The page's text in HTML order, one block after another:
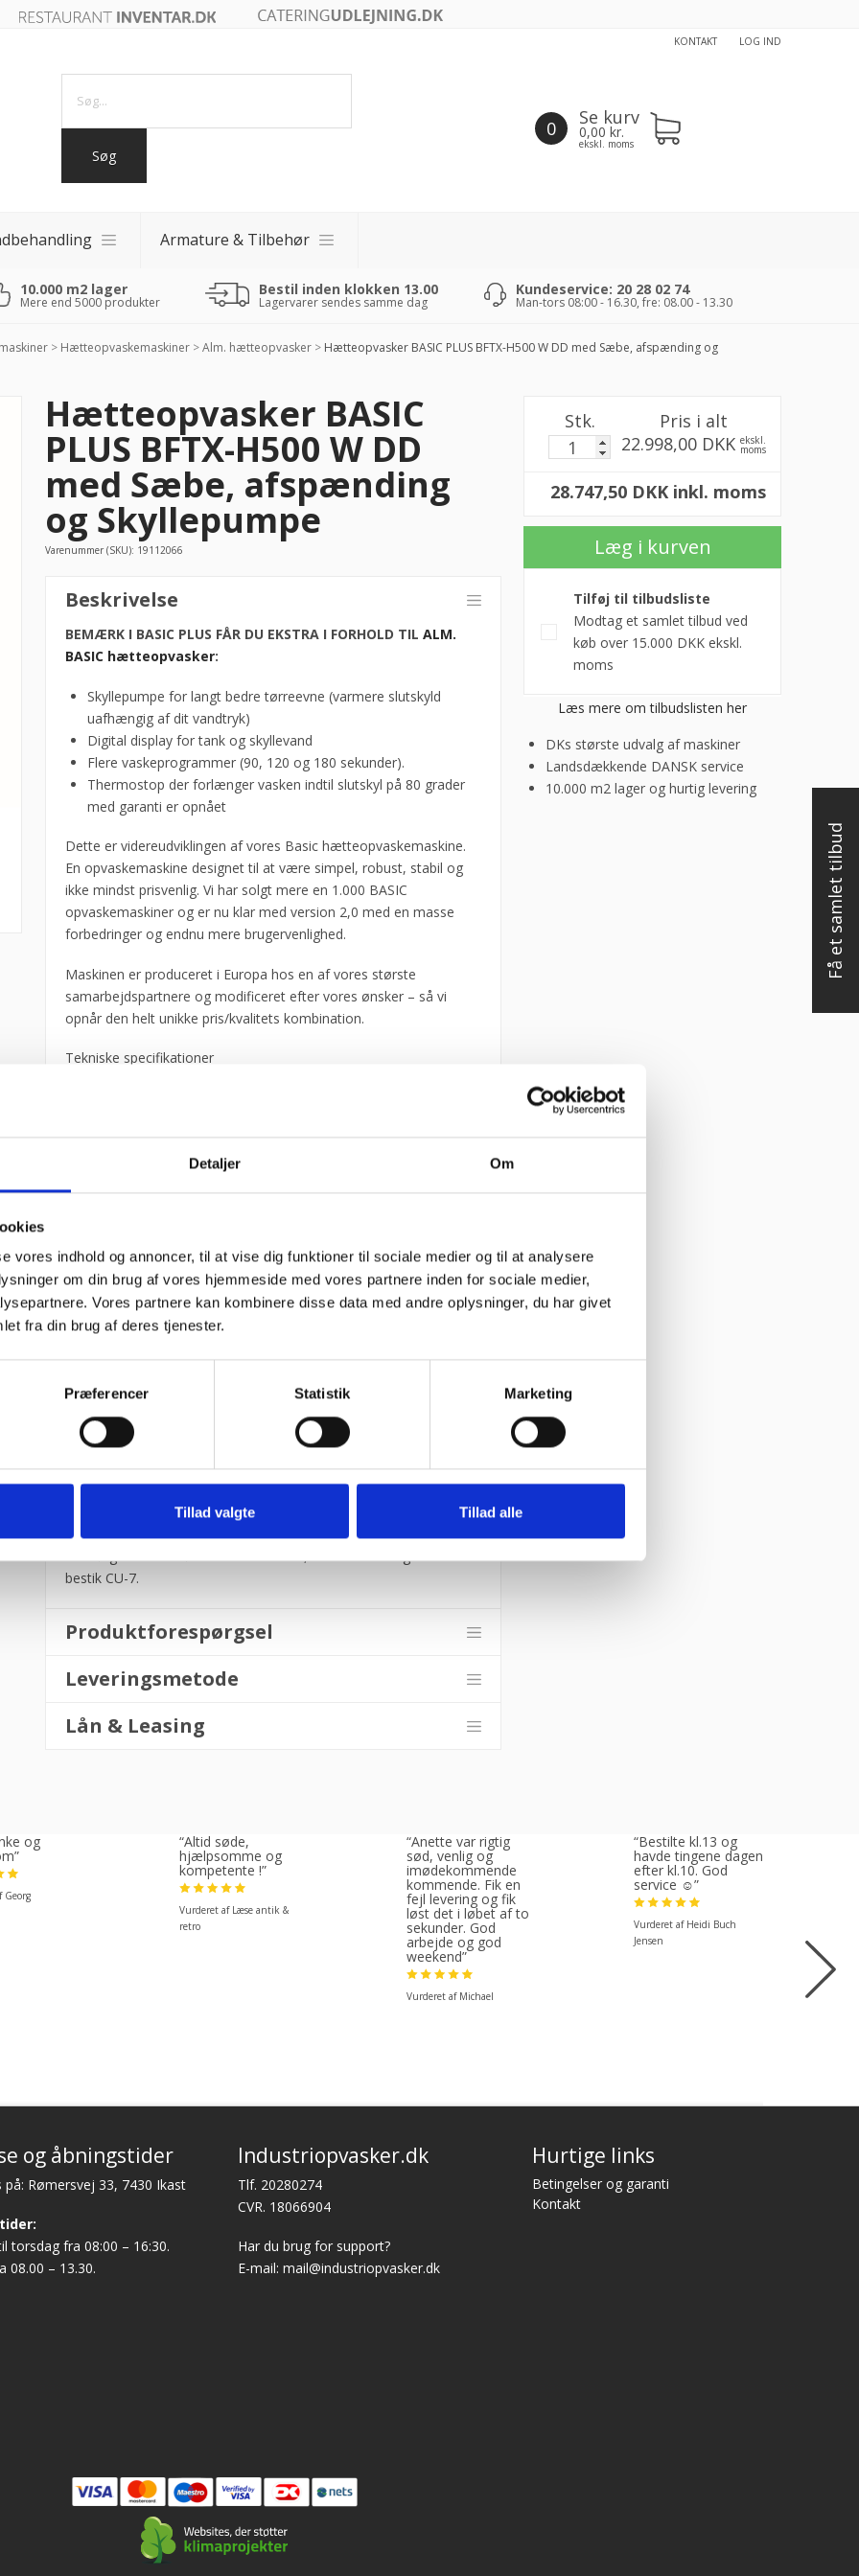
Detaljer Om
vores indhold og annoncer, til at vise dig funktioner til sociale medier og til at analysere
om din brug af vores hjemmeside med vores partnere inden for sociale medier,
Vores partnere kan kombinere disse data med andre oplysninger, du har givet
fra din brug af deres tjenester.
Præferencer Statistik Marketing
Tillad valgte Tillad alle
KONTAKT LOG IND
0 Se kurv
0,00 kr.
ekskl. moms
Armature & Tilbehør
10.000 m2 lager
Mere end 5000 produkter
Bestil inden klokken 13.00
Lagervarer sendes samme dag
Kundeservice: 20 28 02 74
Man-tors 08:00 - 16.30, fre: 08.00 - 13.30
> Hætteopvaskemaskiner >Alm. hætteopvasker >Hætteopvasker BASIC PLUS BFTX-H500 W DD med Sæbe, afspænding og
Hætteopvasker BASIC
PLUS BFTX-H500 W DD
med Sæbe, afspænding
og Skyllepumpe
Varenummer (SKU): 19112066
BASIC
PLUS
BFTX-
med
Sæbe,
afspænding
antal
Beskrivelse
BEMÆRK I BASIC PLUS FÅR DU EKSTRA I FORHOLD TIL ALM.
BASIC hætteopvasker:
Skyllepumpe for langt bedre tørreevne (varmere slutskyld
uafhængig af dit vandtryk)
Digital display for tank og skyllevand
Flere vaskeprogrammer (90, 120 og 180 sekunder).
Thermostop der forlænger vasken indtil slutskyl på 80 grader
med garanti er opnået
Dette er videreudviklingen af vores Basic hætteopvaskemaskine.
En opvaskemaskine designet til at være simpel, robust, stabil og
ikke mindst prisvenlig. Vi har solgt mere en 1.000 BASIC
opvaskemaskiner og er nu klar med version 2,0 med en masse
forbedringer og endnu mere brugervenlighed.
Maskinen er produceret i Europa hos en af vores største
samarbejdspartnere og modificeret efter vores ønsker – så vi
opnår den helt unikke pris/kvalitets kombination.
Tekniske specifikationer
Elektronisk kontrolpanel.
3 vaskecyklusser: 90″ / 120″ / 180″.
Vaskepumpeeffekt: 0,75 kW.
Skylleforbrug: 2,6 l/skyl.
Øvre og nederste vaske- og skyllearme.
Vaskearme i rustfrit stål.
Termostop funktion.
Visning af vaskebeholder og kedeltemperatur.
Anti-tilbageløbsventil monteret.
Tankfilter i kompositmateriale.
Single skin hætte.
Sikkerhedstermostat i vasketank og kedel.
Temperaturjustering: Vask 60 ºC og skyl 85 ºC.
Strøm: 11,2 kw / 400v
Justerbar kedelvarmeeffekt (Multi-Power).
bestik CU-7.
Produktforespørgsel
Leveringsmetode
Lån & Leasing
Stk.
Pris i alt
22.998,00 DKK ekskl.
moms
28.747,50 DKK inkl. moms
Læg i kurven
Tilføj til tilbudsliste
Modtag et samlet tilbud ved
køb over 15.000 DKK ekskl.
moms
Læs mere om tilbudslisten her
DKs største udvalg af maskiner
Landsdækkende DANSK service
10.000 m2 lager og hurtig levering
og
Georg
“Altid søde,
hjælpsomme og
kompetente !”
Vurderet af Læse antik &
retro
“Anette var rigtig
sød, venlig og
imødekommende
kommende. Fik en
fejl levering og fik
løst det i løbet af to
sekunder. God
arbejde og god
weekend”
Vurderet af Michael
“Bestilte kl.13 og
havde tingene dagen
efter kl.10. God
service ☺”
Vurderet af Heidi Buch
Jensen
og åbningstider
på: Rømersvej 33, 7430 Ikast
torsdag fra 08:00 – 16:30.
08.00 – 13.30.
Industriopvasker.dk
Tlf. 20280274
CVR. 18066904
Har du brug for support?
E-mail: mail@industriopvasker.dk
Hurtige links
Betingelser og garanti
Kontakt
Få et samlet tilbud